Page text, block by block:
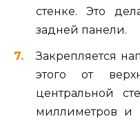
стенке. Это
задней панели.
Закрепляется
этого от
центральной
миллиметров и